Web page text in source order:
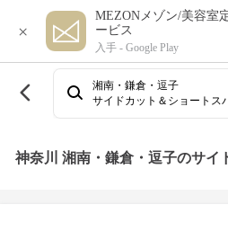
×
MEZONメゾン/美容室
ービス
入手 - Google Play
湘南・鎌倉・逗子
サイドカット＆ショートス
神奈川 湘南・鎌倉・逗子のサイ